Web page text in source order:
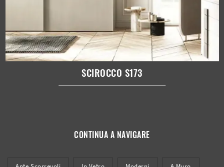
SCIROCCO S173
CONTINUA A NAVIGARE